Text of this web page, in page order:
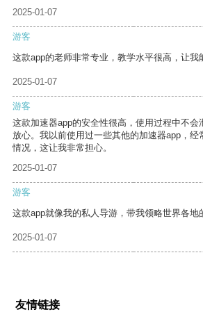
2025-01-07
游客
这款app的老师非常专业，教学水平很高，让我
2025-01-07
游客
这款加速器app的安全性很高，使用过程中不会
放心。我以前使用过一些其他的加速器app，经
情况，这让我非常担心。
2025-01-07
游客
这款app就像我的私人导游，带我领略世界各地
2025-01-07
友情链接